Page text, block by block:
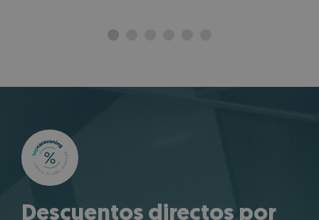
Descuentos directos por